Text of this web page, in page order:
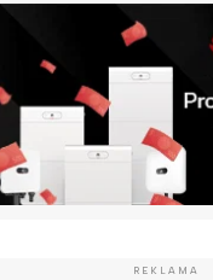
REKLAMA